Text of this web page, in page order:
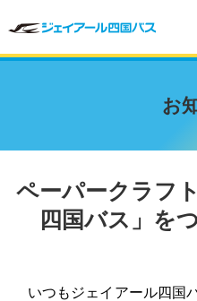
お
ペーパークラフ
四国バス」を
いつもジェイアール四国